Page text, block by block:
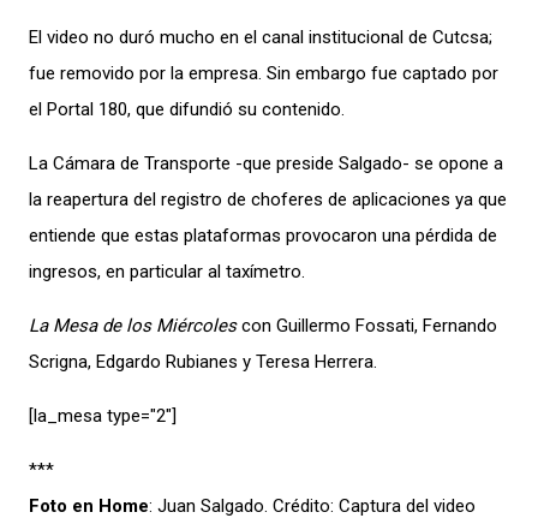
El video no duró mucho en el canal institucional de Cutcsa;
fue removido por la empresa. Sin embargo fue captado por
el Portal 180, que difundió su contenido.
La Cámara de Transporte -que preside Salgado- se opone a
la reapertura del registro de choferes de aplicaciones ya que
entiende que estas plataformas provocaron una pérdida de
ingresos, en particular al taxímetro.
La Mesa de los Miércolescon Guillermo Fossati, Fernando
Scrigna, Edgardo Rubianes y Teresa Herrera.
[la_mesa type="2″]
***
Foto en Home: Juan Salgado. Crédito: Captura del video